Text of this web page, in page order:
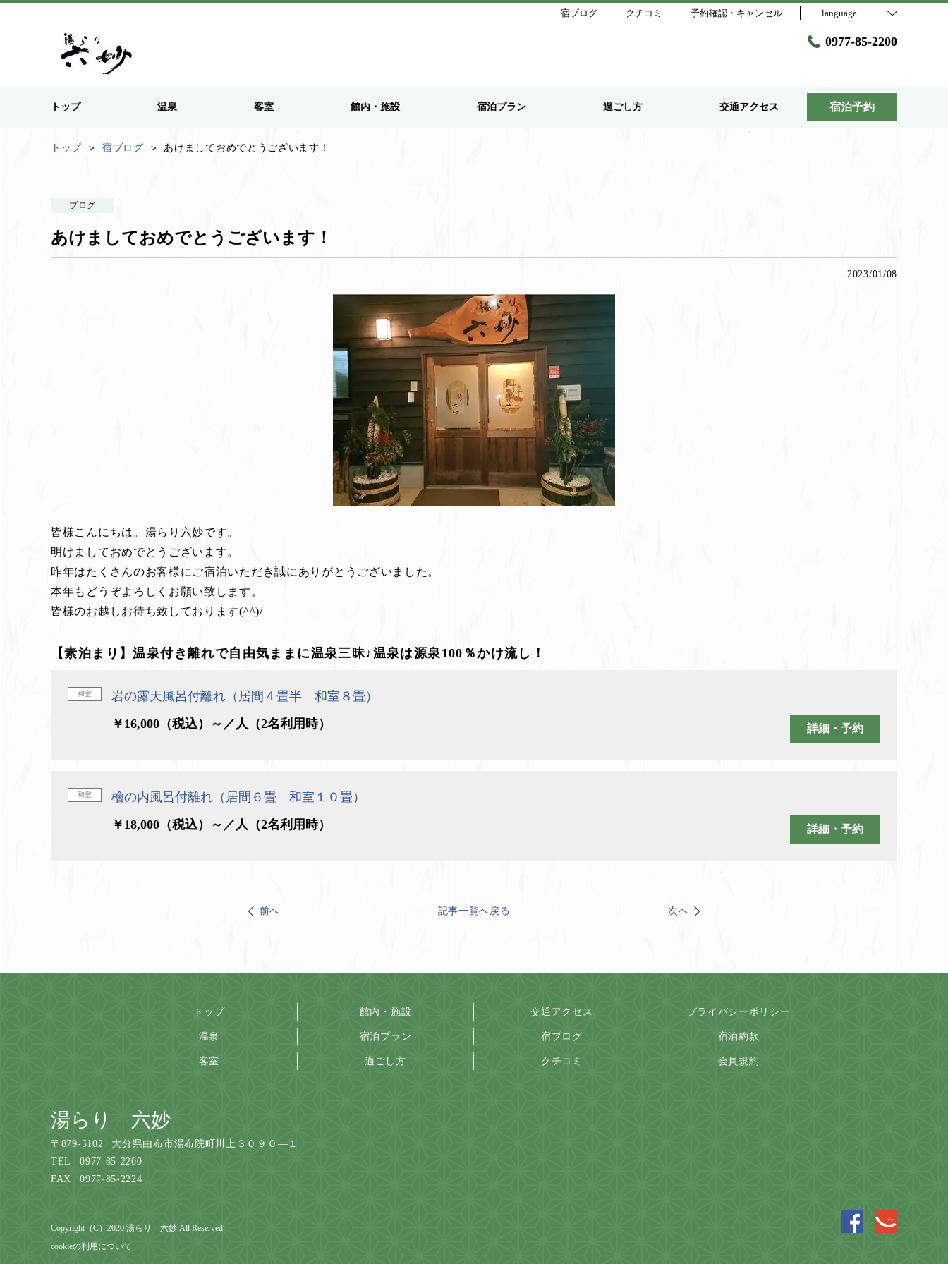
宿ブログ クチコミ 予約確認・キャンセル language
0977-85-2200
トップ 温泉 客室 館内・施設 宿泊プラン 過ごし方 交通アクセス 宿泊予約
トップ 宿ブログ あけましておめでとうございます！
ブログ
あけましておめでとうございます！
2023/01/08
皆様こんにちは。湯らり六妙です。
明けましておめでとうございます。
昨年はたくさんのお客様にご宿泊いただき誠にありがとうございました。
本年もどうぞよろしくお願い致します。
皆様のお越しお待ち致しております(^^)/
【素泊まり】温泉付き離れで自由気ままに温泉三昧♪温泉は源泉100％かけ流し！
和室
岩の露天風呂付離れ（居間４畳半 和室８畳）
￥16,000（税込）～／人（2名利用時）
詳細・予約
和室
檜の内風呂付離れ（居間６畳 和室１０畳）
￥18,000（税込）～／人（2名利用時）
詳細・予約
前へ 記事一覧へ戻る 次へ
トップ
温泉
客室
館内・施設
宿泊プラン
過ごし方
交通アクセス
宿ブログ
クチコミ
プライバシーポリシー
宿泊約款
会員規約
湯らり 六妙
〒 879-5102
大分県由布市湯布院町川上３０９０―１
TEL
0977-85-2200
FAX
0977-85-2224
Copyright（C）2020 湯らり 六妙 All Reserved.
cookieの利用について